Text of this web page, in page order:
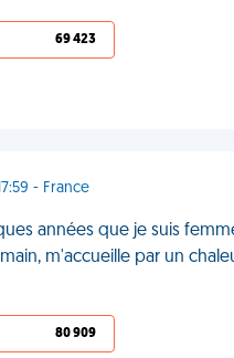
69 423
- France
années que je suis
m'accueille par un
80 909